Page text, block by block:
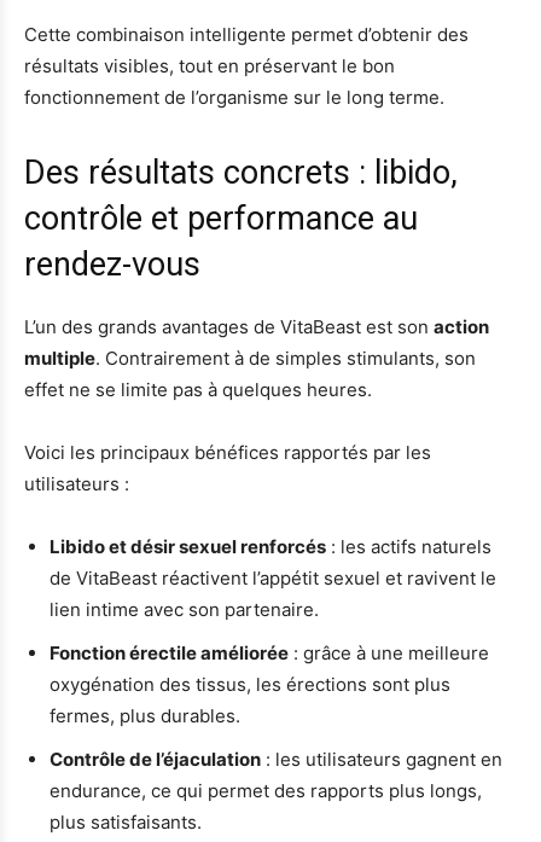
Cette combinaison intelligente permet d’obtenir des
résultats visibles, tout en préservant le bon
fonctionnement de l’organisme sur le long terme.
Des résultats concrets : libido,
contrôle et performance au
rendez-vous
L’un des grands avantages de VitaBeast est son action
multiple. Contrairement à de simples stimulants, son
effet ne se limite pas à quelques heures.
Voici les principaux bénéfices rapportés par les
utilisateurs :
Libido et désir sexuel renforcés : les actifs naturels
de VitaBeast réactivent l’appétit sexuel et ravivent le
lien intime avec son partenaire.
Fonction érectile améliorée : grâce à une meilleure
oxygénation des tissus, les érections sont plus
fermes, plus durables.
Contrôle de l’éjaculation : les utilisateurs gagnent en
endurance, ce qui permet des rapports plus longs,
plus satisfaisants.